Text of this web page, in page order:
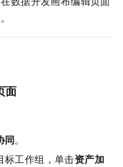
面
同。
标工作组，单击资产加